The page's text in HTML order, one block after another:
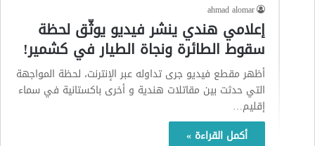
ahmad alomar
إعلامي هندي ينشر فيديو يوثّق لحظة
سقوط الطائرة ونجاة الطيار في كشمير!
أظهر مقطع فيديو جرى تداوله عبر الإنترنت، لحظة المواجهة
التي حدثت بين مقاتلات هندية و أخرى باكستانية في سماء
إقليم…
أكمل القراءة »